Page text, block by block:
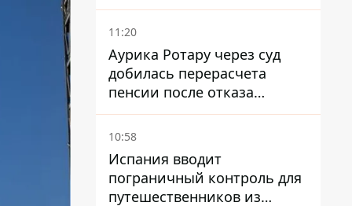
11:20
Аурика Ротару через суд
добилась перерасчета
пенсии после отказа
Пенсионного фонда
10:58
Испания вводит
пограничный контроль для
путешественников из